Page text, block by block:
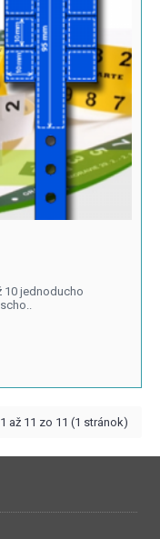
10 jednoducho
až 11 zo 11 (1 stránok)